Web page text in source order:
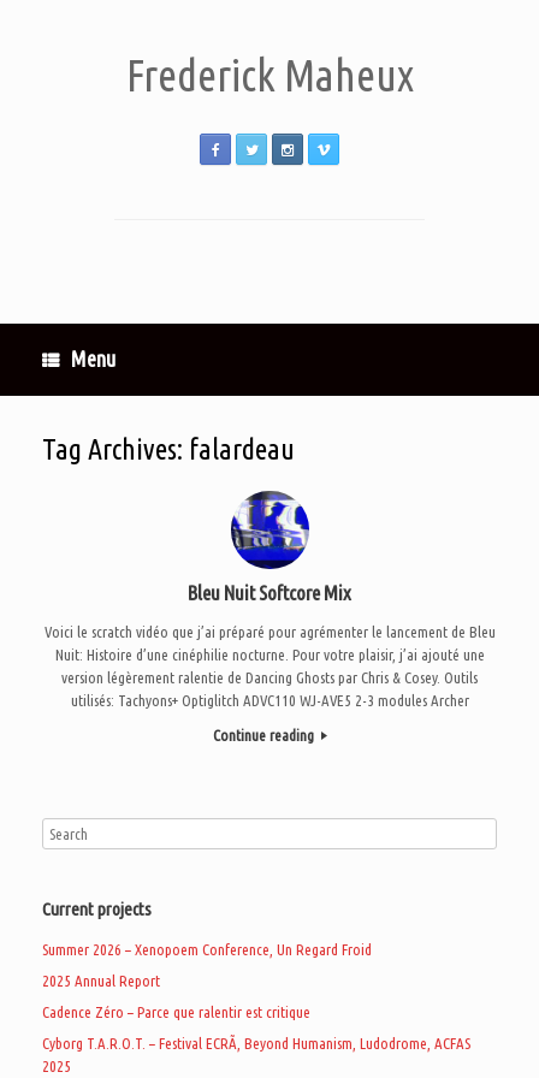
Frederick Maheux
Menu
Tag Archives: falardeau
Bleu Nuit Softcore Mix
Voici le scratch vidéo que j’ai préparé pour agrémenter le lancement de Bleu
Nuit: Histoire d’une cinéphilie nocturne. Pour votre plaisir, j’ai ajouté une
version légèrement ralentie de Dancing Ghosts par Chris & Cosey. Outils
utilisés: Tachyons+ Optiglitch ADVC110 WJ-AVE5 2-3 modules Archer
Continue reading
Current projects
Summer 2026 – Xenopoem Conference, Un Regard Froid
2025 Annual Report
Cadence Zéro – Parce que ralentir est critique
Cyborg T.A.R.O.T. – Festival ECRÃ, Beyond Humanism, Ludodrome, ACFAS
2025